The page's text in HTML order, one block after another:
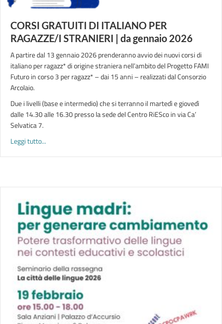
CORSI GRATUITI DI ITALIANO PER
RAGAZZE/I STRANIERI | da gennaio 2026
A partire dal 13 gennaio 2026 prenderanno avvio dei nuovi corsi di
italiano per ragazz* di origine straniera nell’ambito del Progetto FAMI
Futuro in corso 3 per ragazz* – dai 15 anni – realizzati dal Consorzio
Arcolaio.
Due i livelli (base e intermedio) che si terranno il martedì e giovedì
dalle 14.30 alle 16.30 presso la sede del Centro RiESco in via Ca’
Selvatica 7.
Leggi tutto...